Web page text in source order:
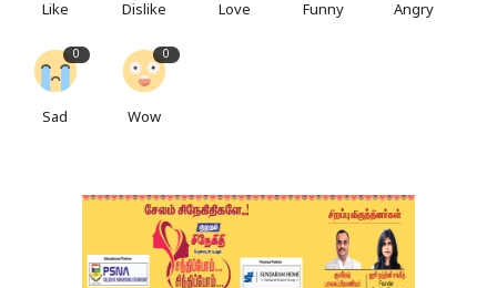
Like Dislike Love Funny Angry
0
Sad
0
Wow